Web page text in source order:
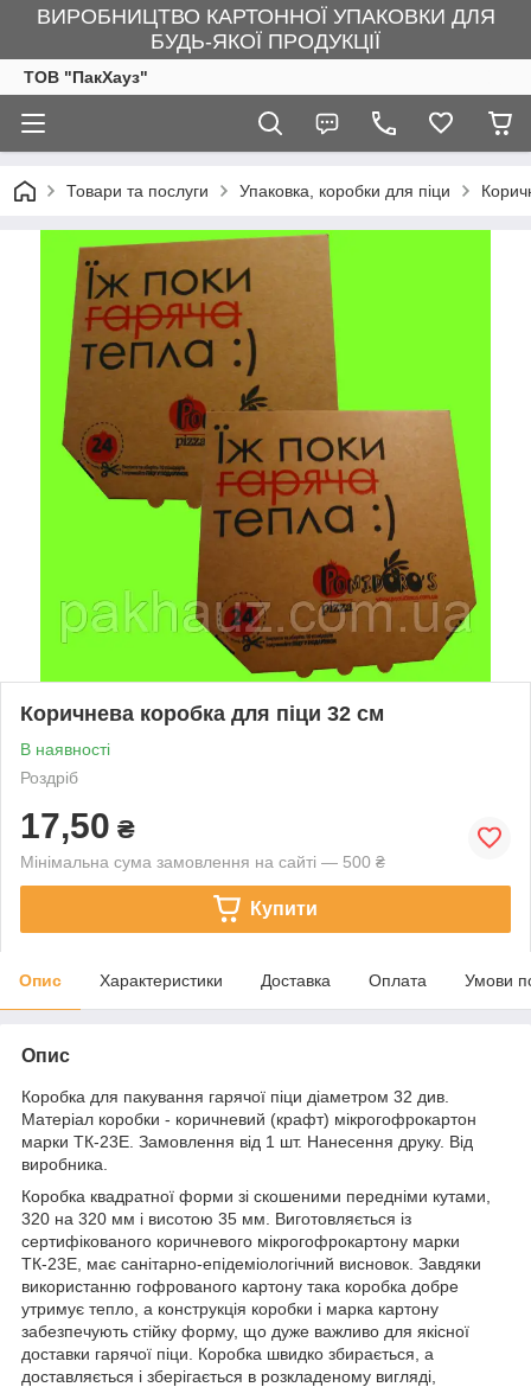
ВИРОБНИЦТВО КАРТОННОЇ УПАКОВКИ ДЛЯ
БУДЬ-ЯКОЇ ПРОДУКЦІЇ
ТОВ "ПакХауз"
Товари та послуги Упаковка, коробки для піци
Коричнева коробка для піци 32 см
В наявності
Роздріб
17,50 ₴
Мінімальна сума замовлення на сайті — 500 ₴
Купити
Опис Характеристики Доставка Оплата Умови
Опис
Коробка для пакування гарячої піци діаметром 32 див.
Матеріал коробки - коричневий (крафт) мікрогофрокартон
марки ТК-23Е. Замовлення від 1 шт. Нанесення друку. Від
виробника.
Коробка квадратної форми зі скошеними передніми кутами,
320 на 320 мм і висотою 35 мм. Виготовляється із
сертифікованого коричневого мікрогофрокартону марки
ТК-23Е, має санітарно-епідеміологічний висновок. Завдяки
використанню гофрованого картону така коробка добре
утримує тепло, а конструкція коробки і марка картону
забезпечують стійку форму, що дуже важливо для якісної
доставки гарячої піци. Коробка швидко збирається, а
доставляється і зберігається в розкладеному вигляді,